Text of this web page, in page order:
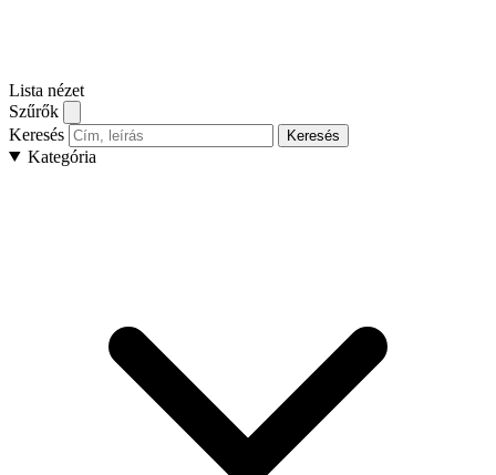
Lista nézet
Szűrők
Keresés
Keresés
Kategória